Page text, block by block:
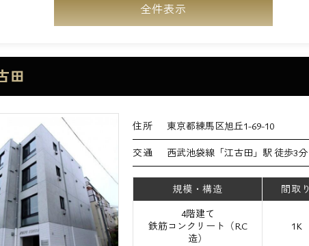
全件表示
田
住所 東京都練馬区旭丘1-69-10
交通 西武池袋線「江古田」駅 徒歩3分
規模・構造 間取り
4階建て
鉄筋コンクリート（RC
造）
1K